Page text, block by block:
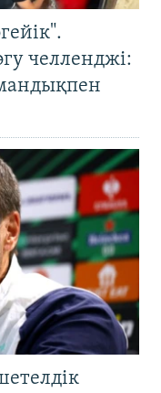
челленджі: